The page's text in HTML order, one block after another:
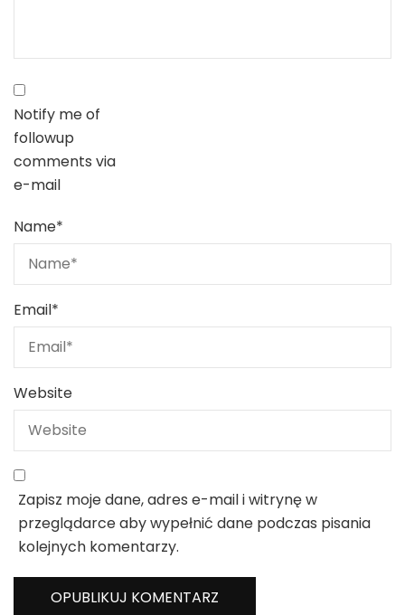
Notify me of
followup
comments via
e-mail
Name*
Email*
Website
Zapisz moje dane, adres e-mail i witrynę w
przeglądarce aby wypełnić dane podczas pisania
kolejnych komentarzy.